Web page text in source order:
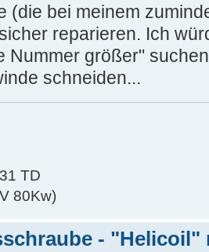
(die bei meinem
reparieren. Ich
Nummer größer"
schneiden...
TD
80Kw)
- "Helicoil"